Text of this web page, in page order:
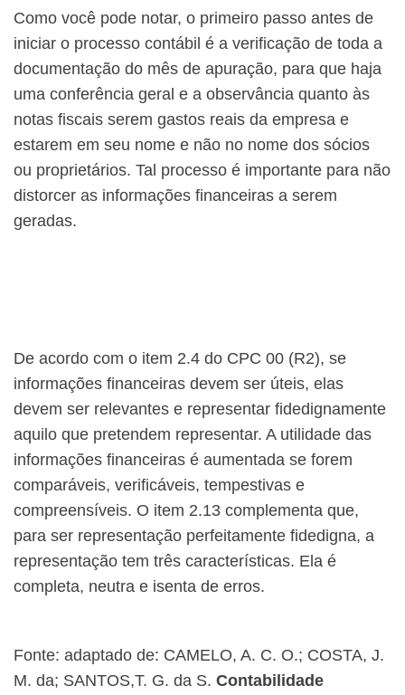
Como você pode notar, o primeiro passo antes de
iniciar o processo contábil é a verificação de toda a
documentação do mês de apuração, para que haja
uma conferência geral e a observância quanto às
notas fiscais serem gastos reais da empresa e
estarem em seu nome e não no nome dos sócios
ou proprietários. Tal processo é importante para não
distorcer as informações financeiras a serem
geradas.
De acordo com o item 2.4 do CPC 00 (R2), se
informações financeiras devem ser úteis, elas
devem ser relevantes e representar fidedignamente
aquilo que pretendem representar. A utilidade das
informações financeiras é aumentada se forem
comparáveis, verificáveis, tempestivas e
compreensíveis. O item 2.13 complementa que,
para ser representação perfeitamente fidedigna, a
representação tem três características. Ela é
completa, neutra e isenta de erros.
Fonte: adaptado de: ​CAMELO, A. C. O.; COSTA, J.
M. da; SANTOS,T. G. da S. Contabilidade